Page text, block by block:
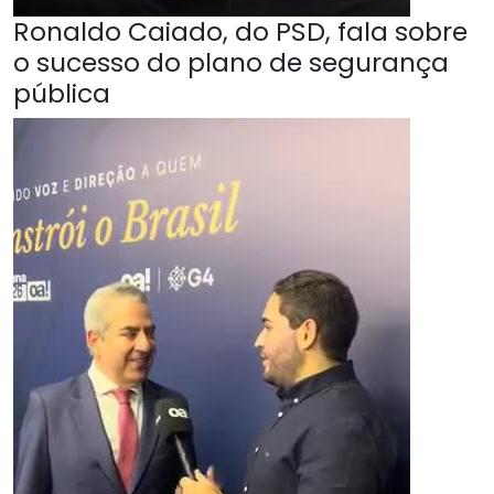
Ronaldo Caiado, do PSD, fala sobre
o sucesso do plano de segurança
pública